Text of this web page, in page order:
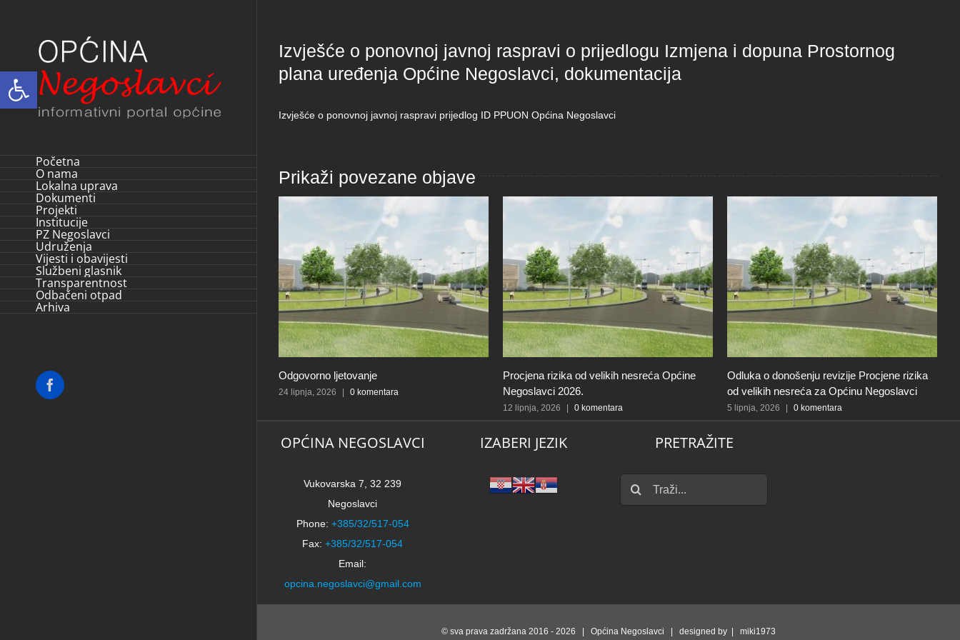
Open toolbar
Početna
O nama
Lokalna uprava
Dokumenti
Projekti
Institucije
PZ Negoslavci
Udruženja
Vijesti i obavijesti
Službeni glasnik
Transparentnost
Odbačeni otpad
Arhiva
Facebook
Izvješće o ponovnoj javnoj raspravi o prijedlogu Izmjena i dopuna Prostornog
plana uređenja Općine Negoslavci, dokumentacija
Izvješće o ponovnoj javnoj raspravi prijedlog ID PPUON Općina Negoslavci
Prikaži povezane objave
Odgovorno ljetovanje
24 lipnja, 2026 0 komentara
Procjena rizika od velikih nesreća Općine
Negoslavci 2026.
12 lipnja, 2026 0 komentara
Odluka o donošenju revizije Procjene rizika
od velikih nesreća za Općinu Negoslavci
5 lipnja, 2026 0 komentara
OPĆINA NEGOSLAVCI
Vukovarska 7, 32 239
Negoslavci
Phone: +385/32/517-054
Fax: +385/32/517-054
Email:
opcina.negoslavci@gmail.com
IZABERI JEZIK PRETRAŽITE
Traži...
© sva prava zadržana 2016 - 2026 | Općina Negoslavci | designed by | miki1973